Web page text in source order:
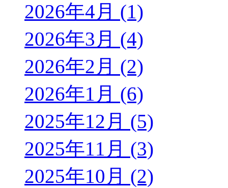
2026年4月 (1)
2026年3月 (4)
2026年2月 (2)
2026年1月 (6)
2025年12月 (5)
2025年11月 (3)
2025年10月 (2)